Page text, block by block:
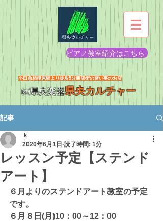
ピアノ教室紹介はこちら
​小田急相模原駅より徒歩5分商店街の習い事のお店
㈱県央楽器県央カルチャー
記事
レッスン予定【ステンド
アート】
ｋ
2020年6月1日 読了時間: 1分
６月よりのステンドアート教室の予定
です。
６月８日(月)10：00～12：00